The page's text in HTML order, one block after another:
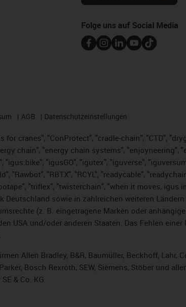
Folge uns auf Social Media
AGB Datenschutzeinstellungen
cranes", "ConProtect", "cradle-chain", "CTD",
chain", "energy chain systems", "enjoyneering",
"igusGO", "igutex", "iguverse",
"RBTX", "RCYL", "readycable",
"triflex", "twisterchain", "when it moves,
Deutschland sowie in zahlreichen weiteren
(z. B. eingetragene Marken oder
USA und/oder anderen Staaten. Das Fehlen
Allen Bradley, B&R, Baumüller, Beckhoff, Lahr,
Bosch Rexroth, SEW, Siemens, Stöber und
& Co. KG.